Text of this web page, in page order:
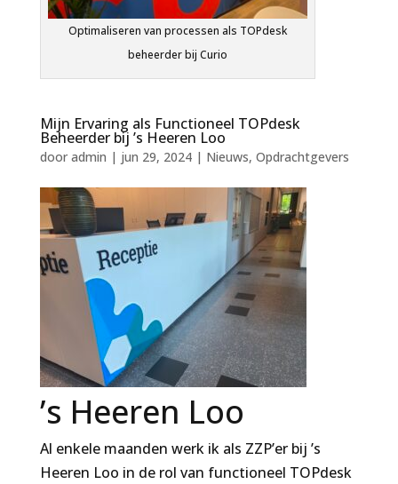
Optimaliseren van processen als TOPdesk
beheerder bij Curio
Mijn Ervaring als Functioneel TOPdesk
Beheerder bij ’s Heeren Loo
door admin | jun 29, 2024| Nieuws, Opdrachtgevers
’s Heeren Loo
Al enkele maanden werk ik als ZZP’er bij ’s
Heeren Loo in de rol van functioneel TOPdesk